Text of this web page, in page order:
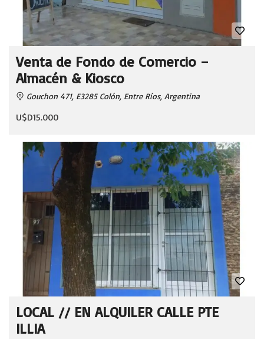
Venta de Fondo de Comercio –
Almacén & Kiosco
Gouchon 471, E3285 Colón, Entre Ríos, Argentina
U$D15.000
LOCAL // EN ALQUILER CALLE PTE
ILLIA